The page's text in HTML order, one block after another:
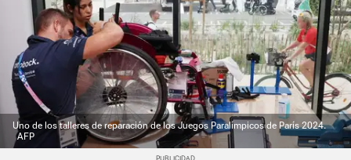
Uno de los talleres de reparación de los Juegos Paralímpicos de París 2024.
AFP